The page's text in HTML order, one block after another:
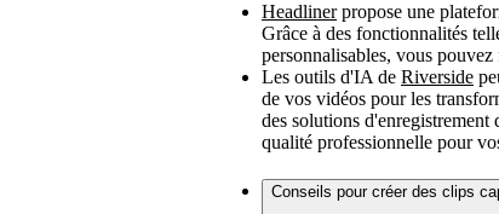
Headlinerpropose une
Grâce à des fonctionnalités
personnalisables, vous
Les outils d'IA de Riverside
de vos vidéos pour les
des solutions
qualité professionnelle pour
Conseils pour créer des clips